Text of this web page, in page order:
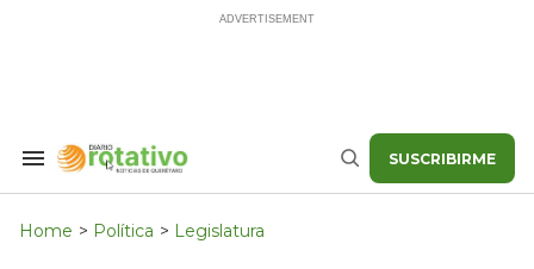
Search
Navigation
Buscar SUSCRIBIRME
Home > Política > Legislatura